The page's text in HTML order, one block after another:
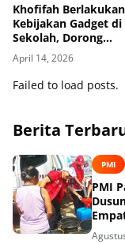
Khofifah Berlakukan
Kebijakan Gadget di
Sekolah, Dorong
Pembelajaran Lebih
April 14, 2026
Failed to load posts.
Berita
PMI
PMI